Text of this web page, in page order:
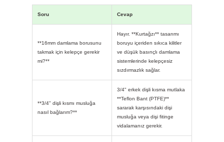
Soru Cevap
**16mm damlama borusunu
takmak için kelepçe gerekir
mi?**
Hayır. **Kurtağzı** tasarımı
boruyu içeriden sıkıca kilitler
ve düşük basınçlı damlama
sistemlerinde kelepçesiz
sızdırmazlık sağlar.
**3/4" dişli kısmı musluğa
nasıl bağlarım?**
3/4" erkek dişli kısma mutlaka
**Teflon Bant (PTFE)**
sararak karşısındaki dişi
musluğa veya dişi fitinge
vidalamanız gerekir.